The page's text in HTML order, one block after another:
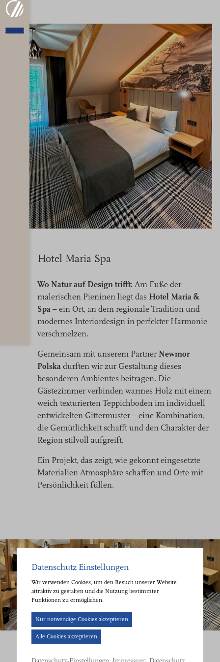
Hotel Maria Spa
Wo Natur auf Design trifft: Am Fuße der
malerischen Pieninen liegt das Hotel Maria &
Spa – ein Ort, an dem regionale Tradition und
modernes Interiordesign in perfekter Harmonie
verschmelzen.
Gemeinsam mit unserem Partner Newmor
Polska durften wir zur Gestaltung dieses
besonderen Ambientes beitragen. Die
Gästezimmer verbinden warmes Holz mit einem
weich texturierten Teppichboden im individuell
entwickelten Gittermuster – eine Kombination,
die Gemütlichkeit schafft und den Charakter der
Region stilvoll aufgreift.
Ein Projekt, das zeigt, wie gekonnt eingesetzte
Materialien Atmosphäre schaffen und Orte mit
Persönlichkeit füllen.
Datenschutz Einstellungen
Wir verwenden Cookies, um den Besuch unserer Website
attraktiv zu gestalten und die Nutzung bestimmter
Funktionen zu ermöglichen.
Nur notwendige Cookies akzeptieren
Alle Cookies akzeptieren
Cookie-